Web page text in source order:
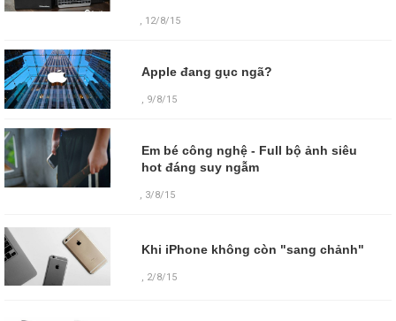
, 12/8/15
Apple đang gục ngã?
, 9/8/15
Em bé công nghệ - Full bộ ảnh siêu
hot đáng suy ngẫm
, 3/8/15
Khi iPhone không còn "sang chảnh"
, 2/8/15